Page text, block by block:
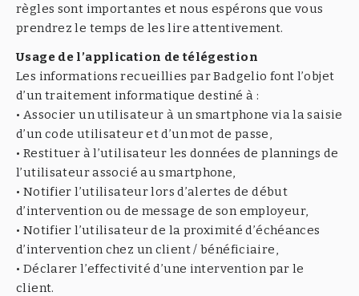
règles sont importantes et nous espérons que vous
prendrez le temps de les lire attentivement.
Usage de l’application de télégestion
Les informations recueillies par Badgelio font l’objet
d’un traitement informatique destiné à :
• Associer un utilisateur à un smartphone via la saisie
d’un code utilisateur et d’un mot de passe,
• Restituer à l’utilisateur les données de plannings de
l’utilisateur associé au smartphone,
• Notifier l’utilisateur lors d’alertes de début
d’intervention ou de message de son employeur,
• Notifier l’utilisateur de la proximité d’échéances
d’intervention chez un client / bénéficiaire,
• Déclarer l’effectivité d’une intervention par le
client.